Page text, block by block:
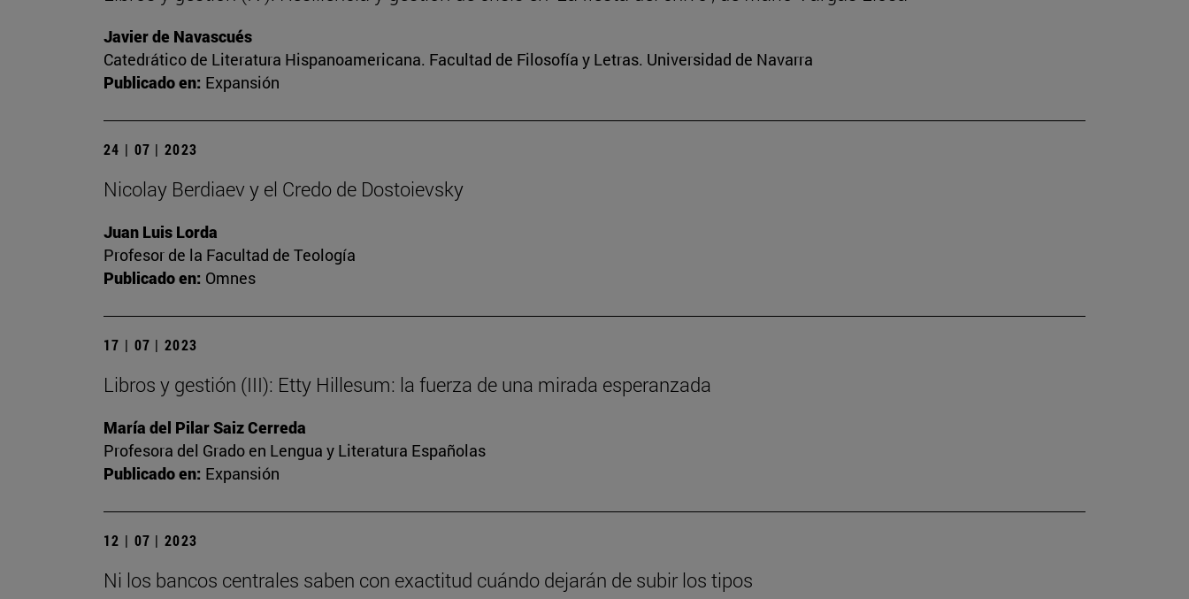
Javier de Navascués
Catedrático de Literatura Hispanoamericana. Facultad de Filosofía y Letras. Universidad de Navarra
Publicado en: Expansión
24 | 07 | 2023
Nicolay Berdiaev y el Credo de Dostoievsky
Juan Luis Lorda
Profesor de la Facultad de Teología
Publicado en: Omnes
17 | 07 | 2023
Libros y gestión (III): Etty Hillesum: la fuerza de una mirada esperanzada
María del Pilar Saiz Cerreda
Profesora del Grado en Lengua y Literatura Españolas
Publicado en: Expansión
12 | 07 | 2023
Ni los bancos centrales saben con exactitud cuándo dejarán de subir los tipos